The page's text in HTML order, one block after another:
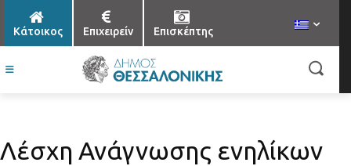
Κάτοικος Επιχειρείν Επισκέπτης
Λέσχη Ανάγνωσης ενηλίκων